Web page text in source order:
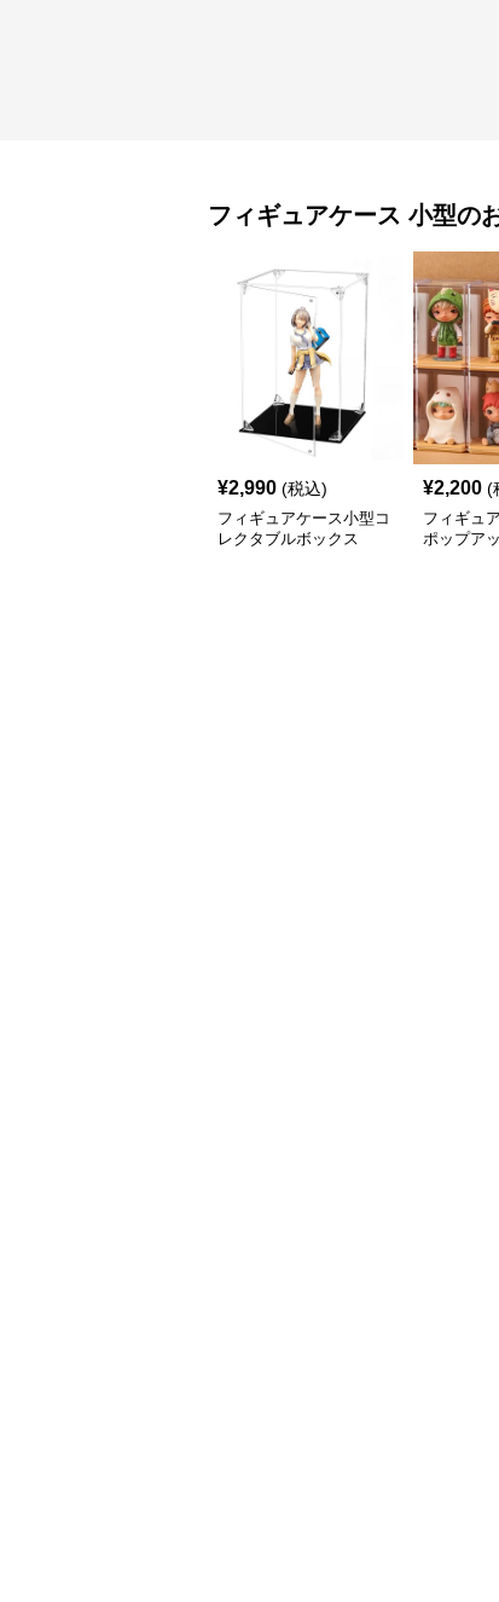
フィギュアケース 小型の
¥2,990 (税込)
フィギュアケース小型コ
レクタブルボックス
¥2,200 (
フィギュ
ポップア